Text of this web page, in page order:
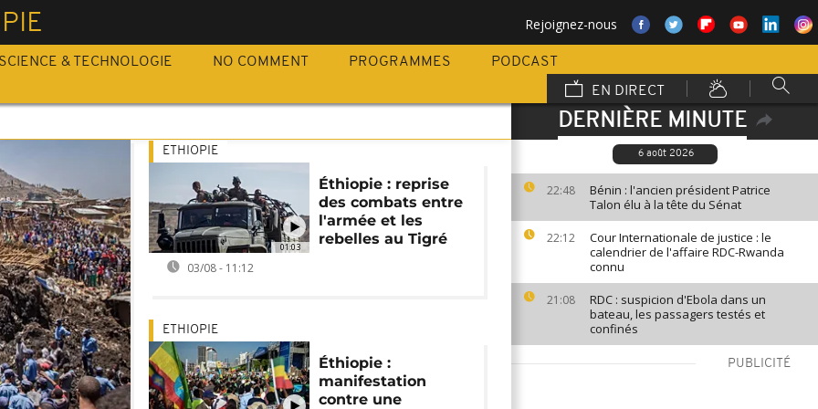
Rejoignez-nous
SCIENCE & TECHNOLOGIE NO COMMENT PROGRAMMES
PODCAST
EN DIRECT
DERNIÈRE MINUTE
6 août 2026
22:48
Bénin : l'ancien président Patrice
Talon élu à la tête du Sénat
22:12
Cour Internationale de justice : le
calendrier de l'affaire RDC-Rwanda
connu
21:08
RDC : suspicion d'Ebola dans un
bateau, les passagers testés et
confinés
PUBLICITÉ
01:03
ETHIOPIE
Éthiopie : reprise
des combats entre
l'armée et les
rebelles au Tigré
03/08 - 11:12
ETHIOPIE
Éthiopie :
manifestation
contre une